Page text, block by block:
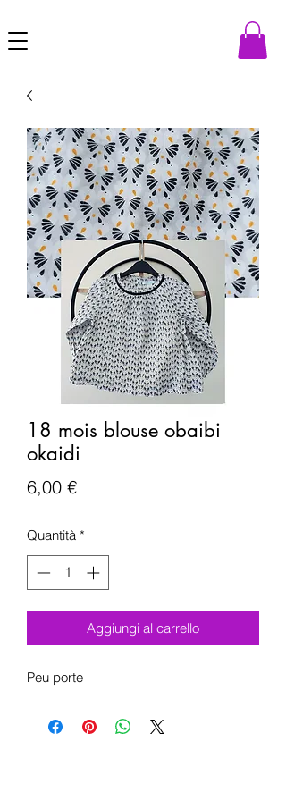
18 mois blouse obaibi
okaidi
6,00 €Prezzo
Quantità *
Aggiungi al carrello
Peu porte